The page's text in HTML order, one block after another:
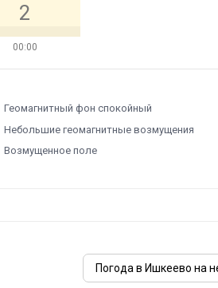
00:00
2
Геомагнитный фон спокойный
Небольшие геомагнитные возмущения
Возмущенное поле
Погода в Ишкеево на